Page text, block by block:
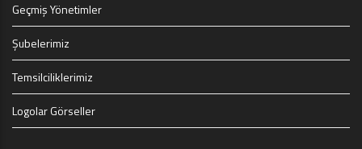
Geçmiş Yönetimler
Şubelerimiz
Temsilciliklerimiz
Logolar Görseller